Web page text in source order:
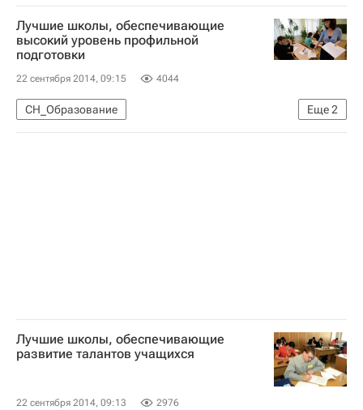
Администрация Тамбовской области
Министерство образования и науки ДНР
Правительство Московской области
Россия
СН_Образование
Лучшие школы России: рейтинги и мониторинги
Весь мир
Россия
Лучшие школы, обеспечивающие
высокий уровень профильной
подготовки
22 сентября 2014, 09:15 4044
Еще2
СН_Образование
Лучшие школы России: рейтинги и мониторинги
Лучшие школы, обеспечивающие
развитие талантов учащихся
22 сентября 2014, 09:13 2976